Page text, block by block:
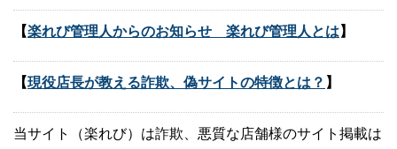
【楽れび管理人からのお知らせ 楽れび管理人とは 】
【現役店長が教える詐欺、偽サイトの特徴とは？ 】
当サイト（楽れび）は詐欺、悪質な店舗様のサイト掲載は